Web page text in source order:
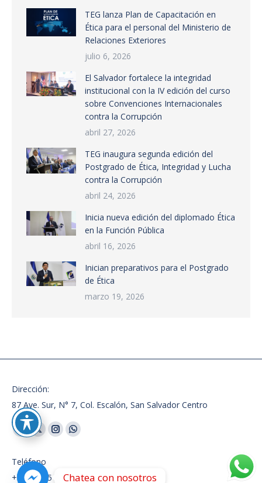
TEG lanza Plan de Capacitación en
Ética para el personal del Ministerio de
Relaciones Exteriores
julio 6, 2026
El Salvador fortalece la integridad
institucional con la IV edición del curso
sobre Convenciones Internacionales
contra la Corrupción
abril 27, 2026
TEG inaugura segunda edición del
Postgrado de Ética, Integridad y Lucha
contra la Corrupción
abril 24, 2026
Inicia nueva edición del diplomado Ética
en la Función Pública
abril 16, 2026
Inician preparativos para el Postgrado
de Ética
marzo 19, 2026
Dirección:
87 Ave. Sur, N° 7, Col. Escalón, San Salvador Centro
Encuéntranos en:
Facebook
opens
X
opens
InstagramWhatsapp
Teléfono
+503 2565 9400Chatea con nosotros